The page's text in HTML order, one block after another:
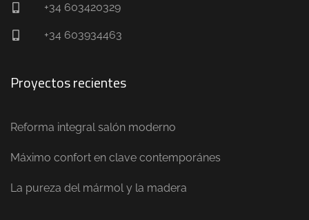
+34 603420329
+34 603934463
Proyectos recientes
Reforma integral salón moderno
Máximo confort en clave contemporánes
La pureza del mármol y la madera